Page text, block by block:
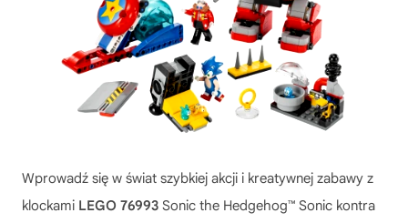
Wprowadź się w świat szybkiej akcji i kreatywnej zabawy z
klockami LEGO 76993 Sonic the Hedgehog™ Sonic kontra